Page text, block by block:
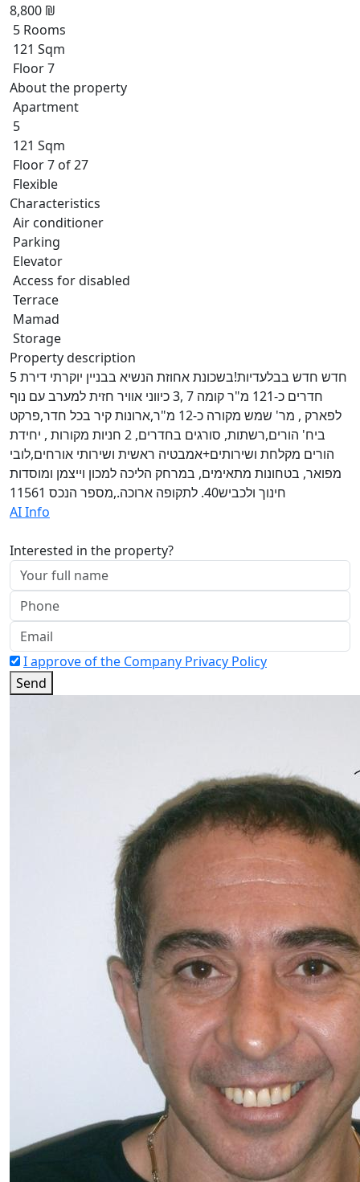
8,800 ₪
5 Rooms
121 Sqm
Floor 7
About the property
Apartment
5
121 Sqm
Floor 7 of 27
Flexible
Characteristics
Air conditioner
Parking
Elevator
Access for disabled
Terrace
Mamad
Storage
Property description
חדש חדש בבלעדיות!בשכונת אחוזת הנשיא בבניין יוקרתי דירת 5
חדרים כ-121 מ"ר קומה 7 ,3 כיווני אוויר חזית למערב עם נוף
לפארק , מר' שמש מקורה כ-12 מ"ר,ארונות קיר בכל חדר,פרקט
ביח' הורים,רשתות, סורגים בחדרים, 2 חניות מקורות , יחידת
הורים מקלחת ושירותים+אמבטיה ראשית ושירותי אורחים,לובי
מפואר, בטחונות מתאימים, במרחק הליכה למכון וייצמן ומוסדות
חינוך ולכביש40. לתקופה ארוכה.,מספר הנכס 11561
AI Info
Interested in the property?
I approve of the Company Privacy Policy
Send